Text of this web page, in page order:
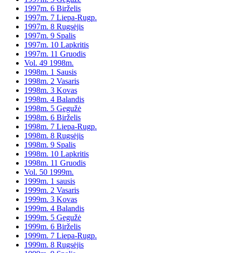
1997m. 6 Birželis
1997m. 7 Liepa-Rugp.
1997m. 8 Rugsėjis
1997m. 9 Spalis
1997m. 10 Lapkritis
1997m. 11 Gruodis
Vol. 49 1998m.
1998m. 1 Sausis
1998m. 2 Vasaris
1998m. 3 Kovas
1998m. 4 Balandis
1998m. 5 Gegužė
1998m. 6 Birželis
1998m. 7 Liepa-Rugp.
1998m. 8 Rugsėjis
1998m. 9 Spalis
1998m. 10 Lapkritis
1998m. 11 Gruodis
Vol. 50 1999m.
1999m. 1 sausis
1999m. 2 Vasaris
1999m. 3 Kovas
1999m. 4 Balandis
1999m. 5 Gegužė
1999m. 6 Birželis
1999m. 7 Liepa-Rugp.
1999m. 8 Rugsėjis